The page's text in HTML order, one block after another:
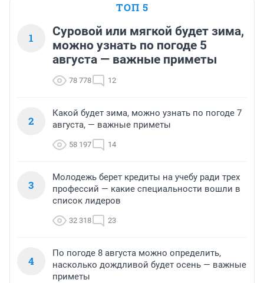
ТОП 5
1
Суровой или мягкой будет зима,
можно узнать по погоде 5
августа — важные приметы
78 778 12
2
Какой будет зима, можно узнать по погоде 7
августа, — важные приметы
58 197 14
3
Молодежь берет кредиты на учебу ради трех
профессий — какие специальности вошли в
список лидеров
32 318 23
4
По погоде 8 августа можно определить,
насколько дождливой будет осень — важные
приметы